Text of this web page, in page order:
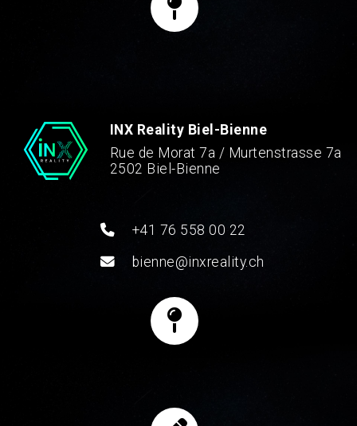
INX Reality Biel-Bienne
Rue de Morat 7a / Murtenstrasse 7a
2502 Biel-Bienne
+41 76 558 00 22
bienne@inxreality.ch